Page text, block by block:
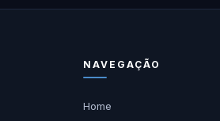
NAVEGAÇÃO
Home